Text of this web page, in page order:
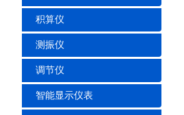
积算仪
测振仪
调节仪
智能显示仪表